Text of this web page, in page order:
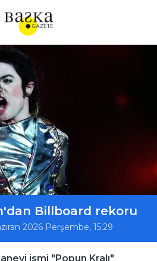
Billboard rekoru
2026 Perşembe, 15:29
ismi "Popun Kralı"